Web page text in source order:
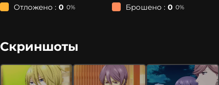
Отложено : 0 0% Брошено : 0 0%
Скриншоты